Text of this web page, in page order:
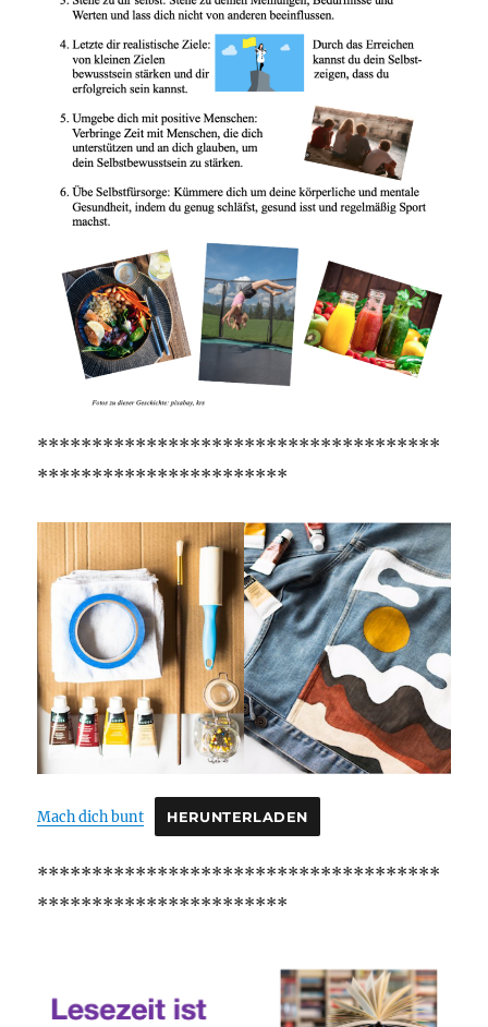
*************************************
***********************
Mach dich bunt HERUNTERLADEN
*************************************
***********************